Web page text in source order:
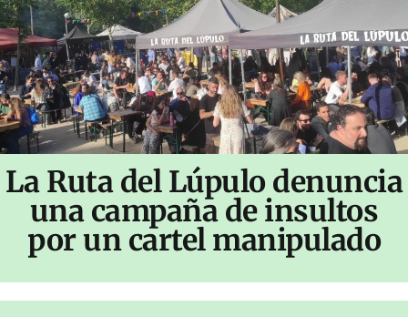
La Ruta del Lúpulo denuncia
una campaña de insultos
por un cartel manipulado